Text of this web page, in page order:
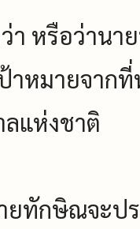
า หรือว่าน
าหมายจาก
ลแห่งชาติ
ยทักษิณจะป